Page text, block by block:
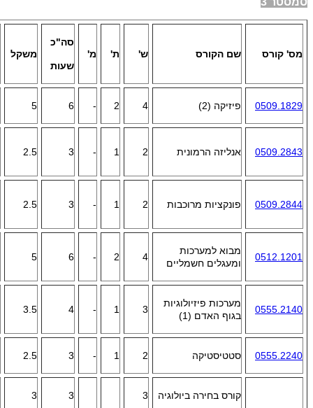
מס' קורס שם הקורס ש' ת' מ'
סה"כ
שעות
משקל
0509.1829 פיזיקה (2) 4
2
-
6
5
0509.2843 אנליזה הרמונית 2
1
-
3
2.5
0509.2844 פונקציות מרוכבות 2
1
-
3
2.5
0512.1201
מבוא למערכות
ומעגלים חשמליים
4
2
-
6
5
0555.2140
מערכות פיזיולוגיות
בגוף האדם (1)
3
1
-
4
3.5
0555.2240 סטטיסטיקה 2
1
-
3
2.5
קורס בחירה ביולוגיה 3
3
3